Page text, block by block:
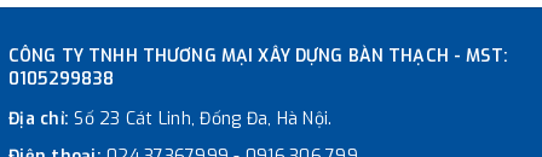
CÔNG TY TNHH THƯƠNG MẠI XÂY DỰNG BÀN THẠCH - MST:
0105299838
Địa chỉ:Số 23 Cát Linh, Đống Đa, Hà Nội.